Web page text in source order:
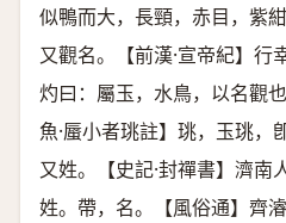
似鴨而大，長頸，赤目，紫紺
又觀名。【前漢·宣帝紀】
灼曰：屬玉，水鳥，以名
魚·蜃小者珧註】珧，玉珧，
又姓。【史記·封禪書】濟南
姓。帶，名。【風俗通】齊